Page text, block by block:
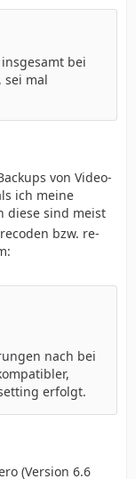
bei
sei mal
von Video-
ich meine
diese sind meist
bzw. re-
nach bei
erfolgt.
(Version 6.6